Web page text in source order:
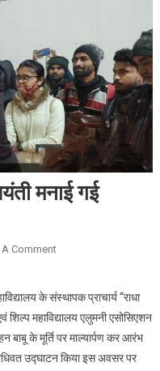
मनाई गई
A CommentOn आर्ट कॉलेज में राधा
के संस्थापक प्राचार्य “राधा
शिल्प महाविद्यालय एलुमनी एसोसिएशन
बाबू के मूर्ति पर माल्यार्पण कर आरंभ
उद्घाटन किया इस अवसर पर